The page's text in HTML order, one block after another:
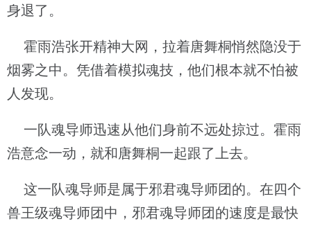
身退了。
霍雨浩张开精神大网，拉着唐舞桐悄然隐没于
烟雾之中。凭借着模拟魂技，他们根本就不怕被
人发现。
一队魂导师迅速从他们身前不远处掠过。霍雨
浩意念一动，就和唐舞桐一起跟了上去。
这一队魂导师是属于邪君魂导师团的。在四个
兽王级魂导师团中，邪君魂导师团的速度是最快